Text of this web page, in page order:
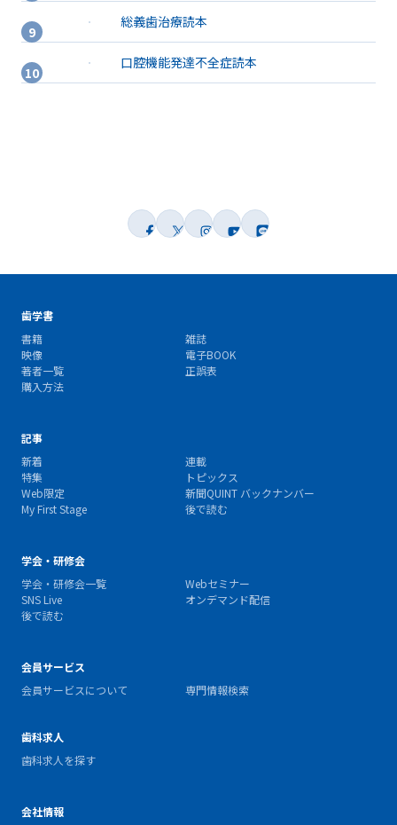
総義歯治療読本
口腔機能発達不全症読本
歯学書
書籍
雑誌
映像
電子BOOK
著者一覧
正誤表
購入方法
記事
新着
連載
特集
トピックス
Web限定
新聞QUINT バックナンバー
My First Stage
後で読む
学会・研修会
学会・研修会一覧
Webセミナー
SNS Live
オンデマンド配信
後で読む
会員サービス
会員サービスについて
専門情報検索
歯科求人
歯科求人を探す
会社情報